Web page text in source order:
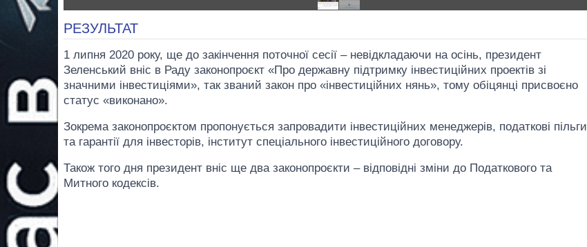
РЕЗУЛЬТАТ
1 липня 2020 року, ще до закінчення поточної сесії – невідкладаючи на осінь, президент
Зеленський вніс в Раду законопроєкт «Про державну підтримку інвестиційних проектів зі
значними інвестиціями», так званий закон про «інвестиційних нянь», тому обіцянці присвоєно
статус «виконано».
Зокрема законопроєктом пропонується запровадити інвестиційних менеджерів, податкові пільги
та гарантії для інвесторів, інститут спеціального інвестиційного договору.
Також того дня президент вніс ще два законопроєкти – відповідні зміни до Податкового та
Митного кодексів.